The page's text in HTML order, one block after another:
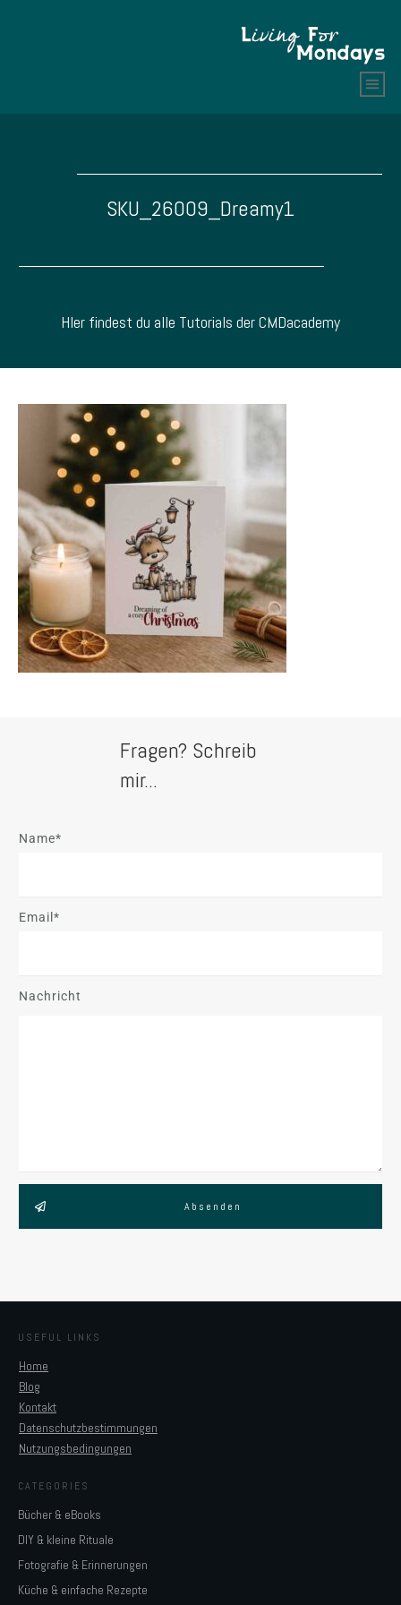
SKU_26009_Dreamy1
HIer findest du alle Tutorials der CMDacademy
Fragen? Schreib
mir...
Name*
Email*
Nachricht
Absenden
USEFUL LINKS
Home
Blog
Kontakt
Datenschutzbestimmungen
Nutzungsbedingungen
CATEGORIES
Bücher & eBooks
DIY & kleine Rituale
Fotografie & Erinnerungen
Küche & einfache Rezepte